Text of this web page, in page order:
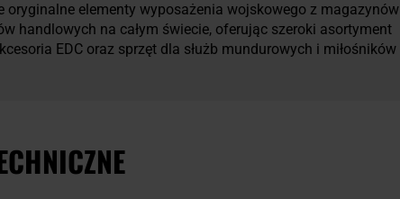
oryginalne elementy wyposażenia wojskowego z magazynów
handlowych na całym świecie, oferując szeroki asortyment
EDC oraz sprzęt dla służb mundurowych i miłośników